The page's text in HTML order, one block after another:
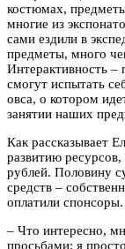
костюмах,
многие из
сами ездили в
предметы, много
Интерактивность –
смогут испытать
овса, о котором
занятии наших
Как рассказывает
развитию
рублей. Половину
средств –
оплатили спонсоры.
– Что интересно,
просьбами: я